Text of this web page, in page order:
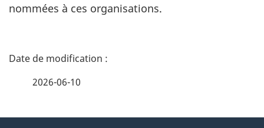
nommées à ces organisations.
D
2026-06-10